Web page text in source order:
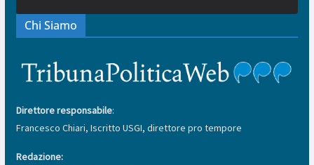
Chi Siamo
Direttore responsabile:
Francesco Chiari, Iscritto USGI, direttore pro tempore
Redazione: